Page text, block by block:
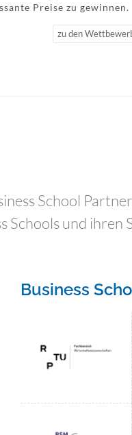
Preise zu gewinnen.
zu den
School
und ihren
Business